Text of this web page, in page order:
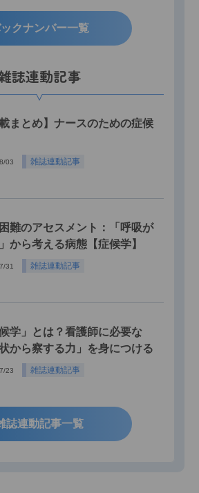
クナンバー一覧
誌連動記事
載まとめ】ナースのための症候
03 雑誌連動記事
難のアセスメント：「呼吸が
から考える病態【症候学】
31 雑誌連動記事
候学」とは？看護師に必要な
状から察する力」を身につける
23 雑誌連動記事
誌連動記事一覧